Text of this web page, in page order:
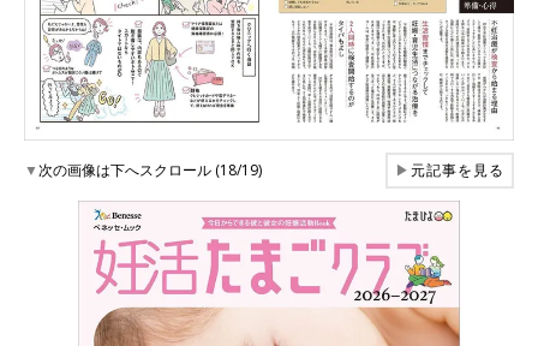
▼次の画像は下へスクロール (18/19) ▶元記事を見る